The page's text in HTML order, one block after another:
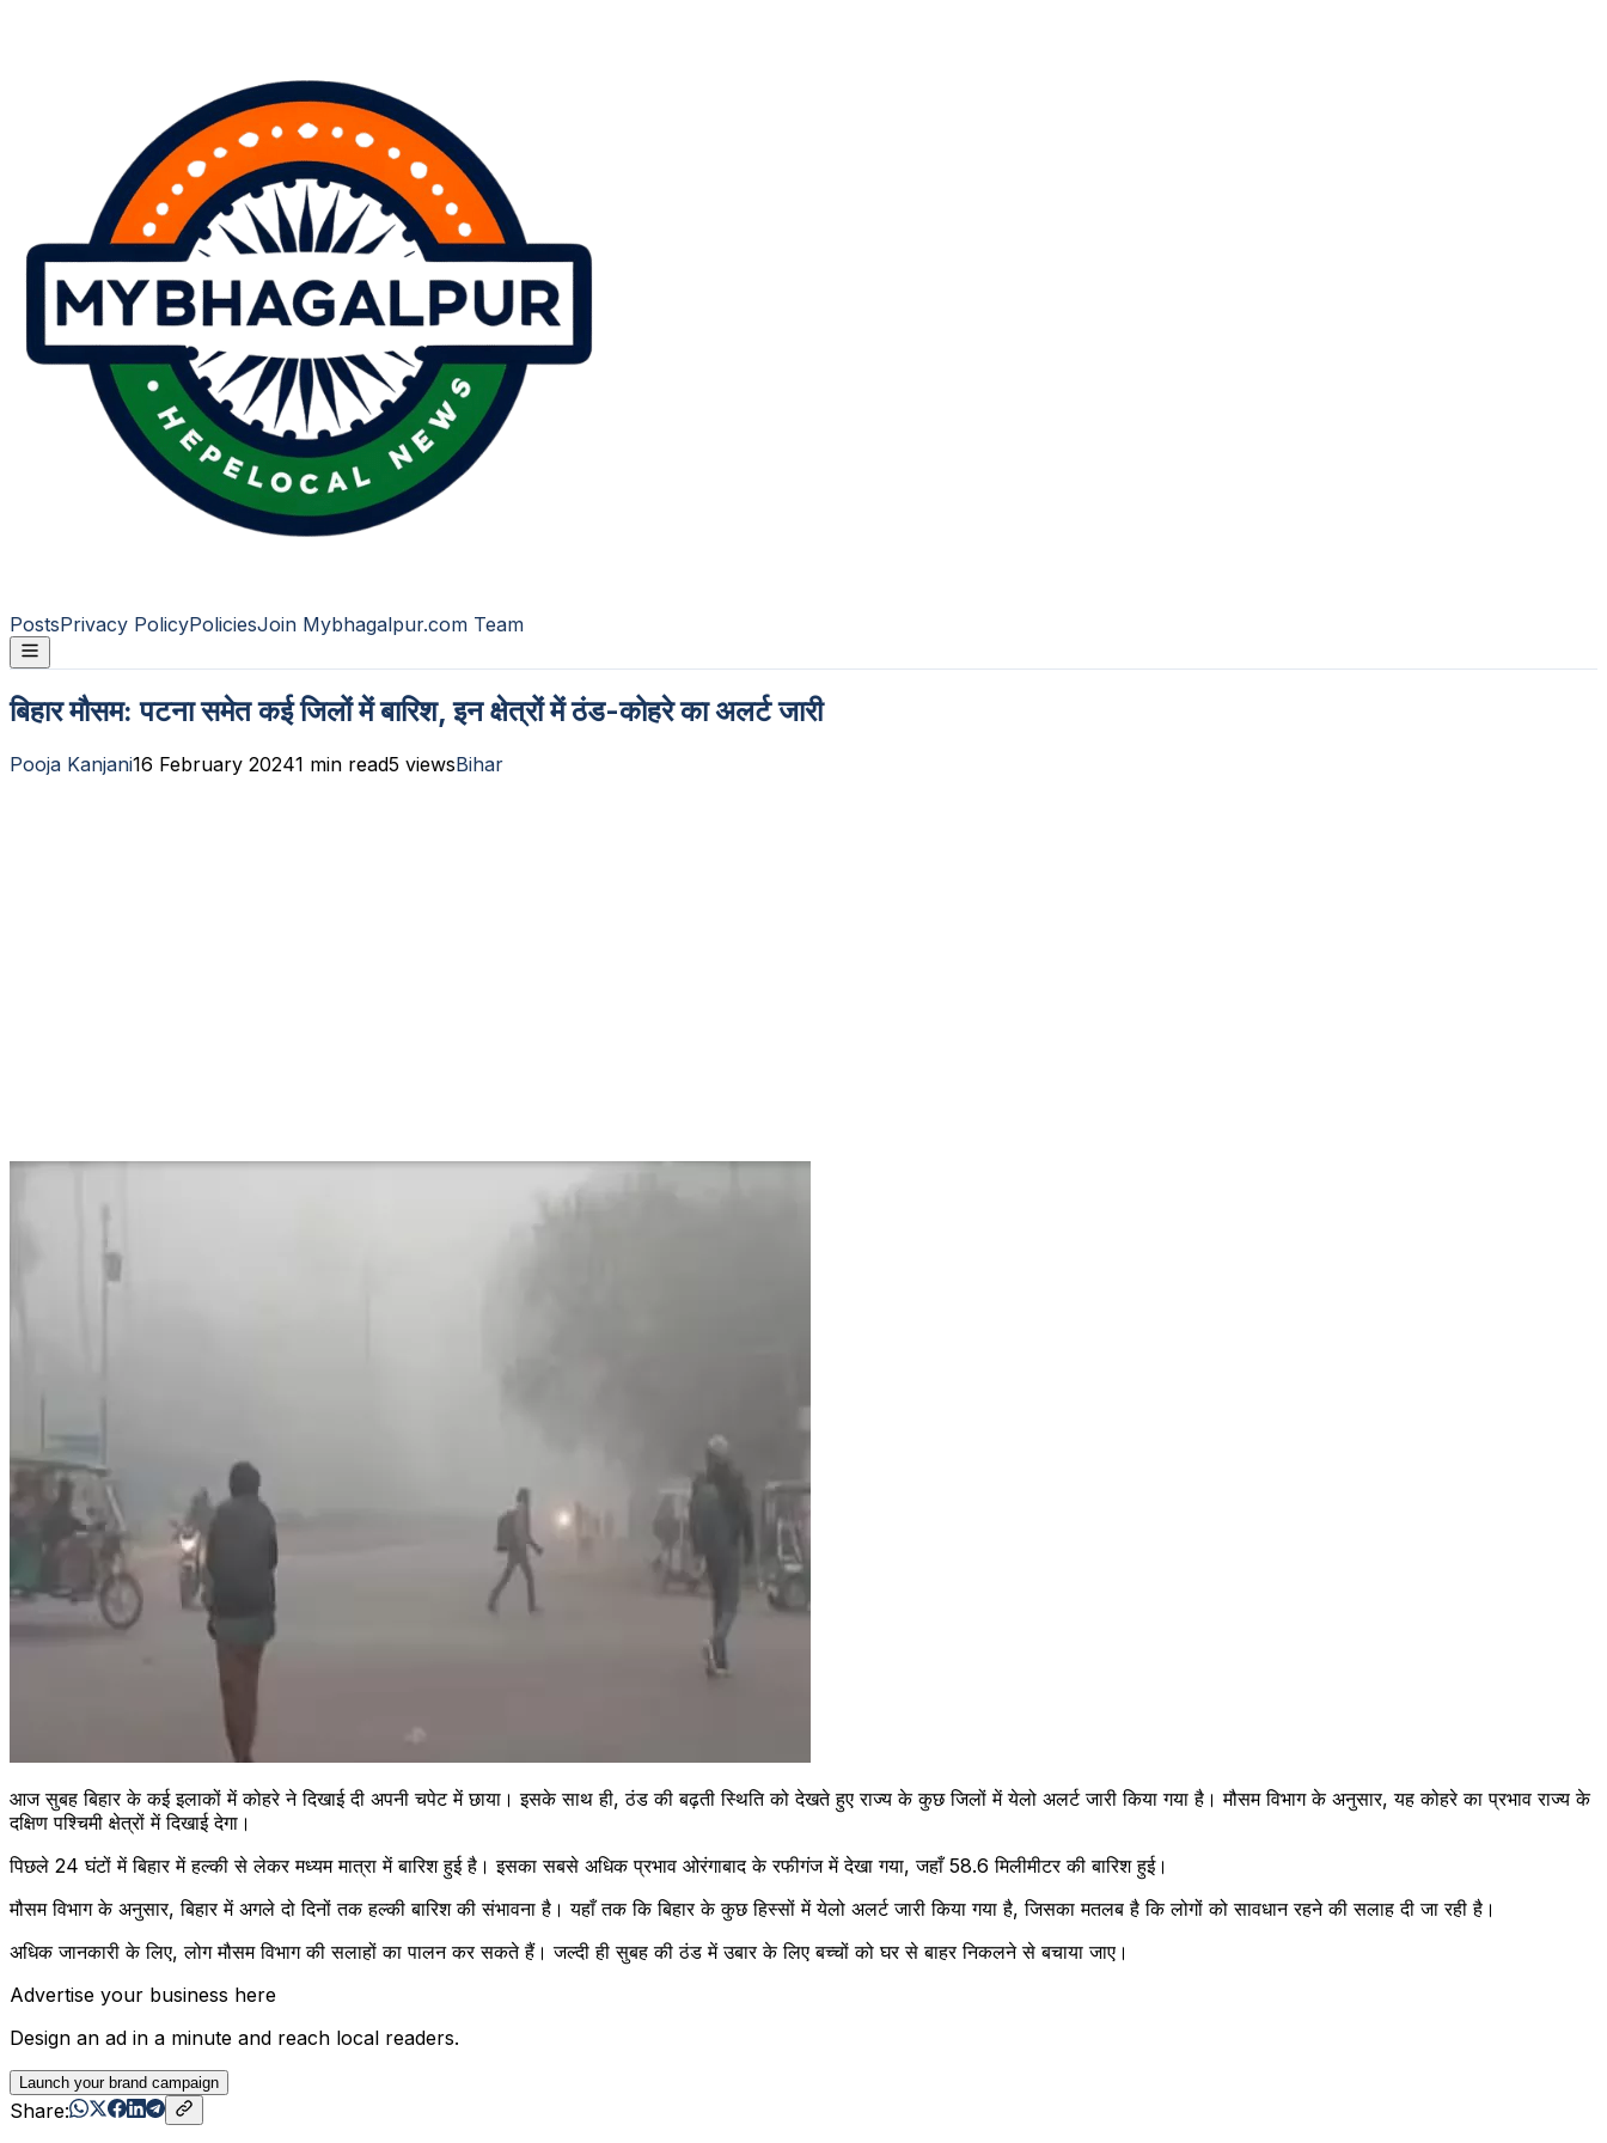
PostsPrivacy PolicyPoliciesJoin Mybhagalpur.com Team
बिहार मौसम: पटना समेत कई जिलों में बारिश, इन क्षेत्रों में ठंड-कोहरे का अलर्ट जारी
Pooja Kanjani16 February 20241 min read5 viewsBihar
आज सुबह बिहार के कई इलाकों में कोहरे ने दिखाई दी अपनी चपेट में छाया। इसके साथ ही, ठंड की बढ़ती स्थिति को देखते हुए राज्य के कुछ जिलों में येलो अलर्ट जारी किया गया है। मौसम विभाग के अनुसार, यह कोहरे का प्रभाव राज्य के
दक्षिण पश्चिमी क्षेत्रों में दिखाई देगा।
पिछले 24 घंटों में बिहार में हल्की से लेकर मध्यम मात्रा में बारिश हुई है। इसका सबसे अधिक प्रभाव ओरंगाबाद के रफीगंज में देखा गया, जहाँ 58.6 मिलीमीटर की बारिश हुई।
मौसम विभाग के अनुसार, बिहार में अगले दो दिनों तक हल्की बारिश की संभावना है। यहाँ तक कि बिहार के कुछ हिस्सों में येलो अलर्ट जारी किया गया है, जिसका मतलब है कि लोगों को सावधान रहने की सलाह दी जा रही है।
अधिक जानकारी के लिए, लोग मौसम विभाग की सलाहों का पालन कर सकते हैं। जल्दी ही सुबह की ठंड में उबार के लिए बच्चों को घर से बाहर निकलने से बचाया जाए।
Advertise your business here
Design an ad in a minute and reach local readers.
Launch your brand campaign
Share: